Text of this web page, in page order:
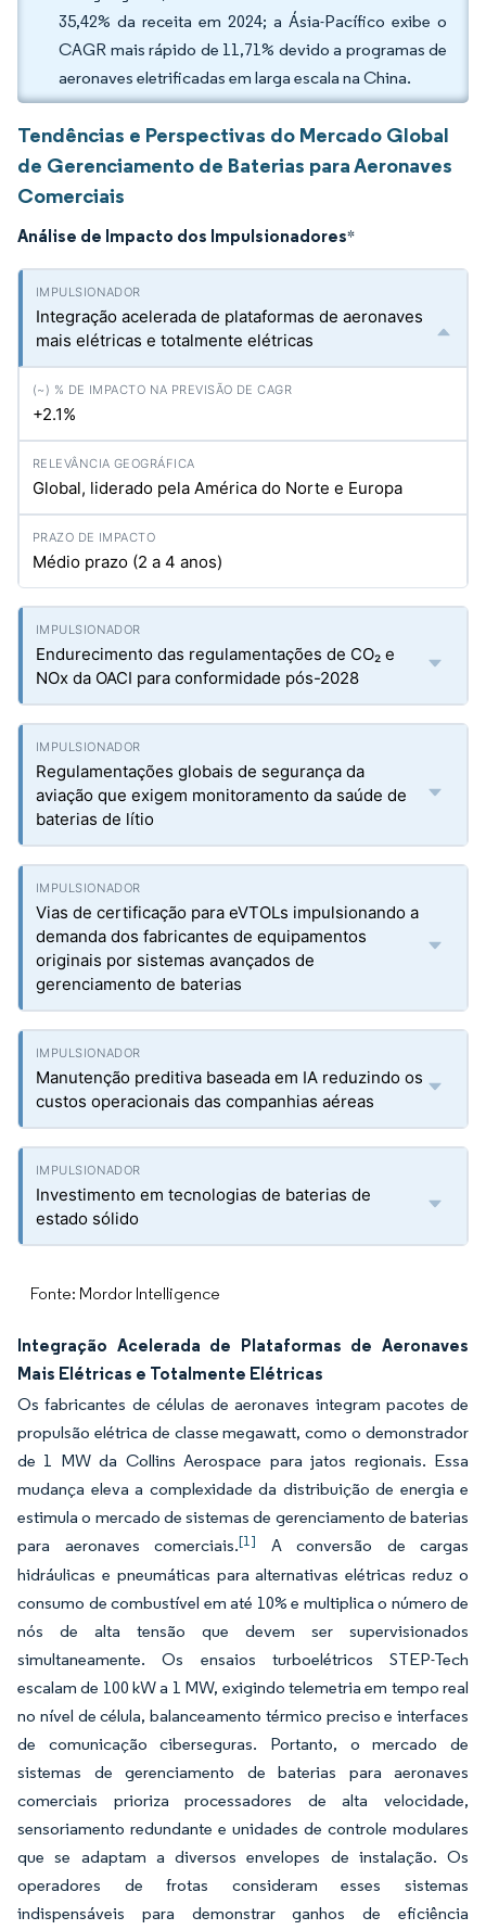
35,42% da receita em 2024; a Ásia-Pacífico exibe o
CAGR mais rápido de 11,71% devido a programas de
aeronaves eletrificadas em larga escala na China.
Tendências e Perspectivas do Mercado Global
de Gerenciamento de Baterias para Aeronaves
Comerciais
Análise de Impacto dos Impulsionadores*
Integração acelerada de plataformas de aeronaves
mais elétricas e totalmente elétricas
+2.1%
Global, liderado pela América do Norte e Europa
Médio prazo (2 a 4 anos)
Endurecimento das regulamentações de CO₂ e
NOx da OACI para conformidade pós-2028
Regulamentações globais de segurança da
aviação que exigem monitoramento da saúde de
baterias de lítio
Vias de certificação para eVTOLs impulsionando a
demanda dos fabricantes de equipamentos
originais por sistemas avançados de
gerenciamento de baterias
Manutenção preditiva baseada em IA reduzindo os
custos operacionais das companhias aéreas
Investimento em tecnologias de baterias de
estado sólido
Fonte: Mordor Intelligence
Integração Acelerada de Plataformas de Aeronaves
Mais Elétricas e Totalmente Elétricas
Os fabricantes de células de aeronaves integram pacotes de
propulsão elétrica de classe megawatt, como o demonstrador
de 1 MW da Collins Aerospace para jatos regionais. Essa
mudança eleva a complexidade da distribuição de energia e
estimula o mercado de sistemas de gerenciamento de baterias
para aeronaves comerciais.[1]
A conversão de cargas
hidráulicas e pneumáticas para alternativas elétricas reduz o
consumo de combustível em até 10% e multiplica o número de
nós de alta tensão que devem ser supervisionados
simultaneamente. Os ensaios turboelétricos STEP-Tech
escalam de 100 kW a 1 MW, exigindo telemetria em tempo real
no nível de célula, balanceamento térmico preciso e interfaces
de comunicação ciberseguras. Portanto, o mercado de
sistemas de gerenciamento de baterias para aeronaves
comerciais prioriza processadores de alta velocidade,
sensoriamento redundante e unidades de controle modulares
que se adaptam a diversos envelopes de instalação. Os
operadores de frotas consideram esses sistemas
indispensáveis para demonstrar ganhos de eficiência